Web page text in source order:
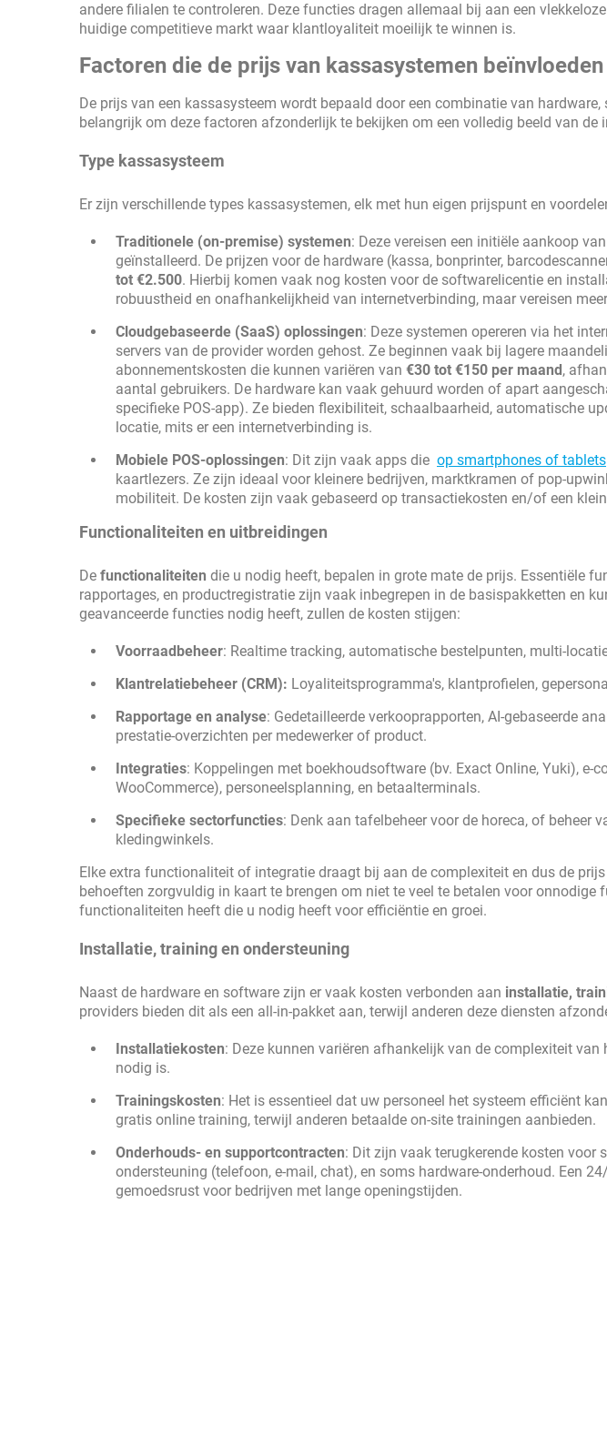
andere filialen te controleren. Deze functies dragen allemaal bij aan een
huidige competitieve markt waar klantloyaliteit moeilijk te winnen is.
Factoren die de prijs van kassasystemen beïnvloeden
De prijs van een kassasysteem wordt bepaald door een combinatie van
belangrijk om deze factoren afzonderlijk te bekijken om een volledig beeld van de
Type kassasysteem
Er zijn verschillende types kassasystemen, elk met hun eigen prijspunt en
Traditionele (on-premise) systemen: Deze vereisen een initiële aankoop
geïnstalleerd. De prijzen voor de hardware (kassa, bonprinter,
tot €2.500. Hierbij komen vaak nog kosten voor de softwarelicentie en
robuustheid en onafhankelijkheid van internetverbinding, maar vereisen
Cloudgebaseerde (SaaS) oplossingen: Deze systemen opereren via het
servers van de provider worden gehost. Ze beginnen vaak bij lagere
abonnementskosten die kunnen variëren van €30 tot €150 per maand,
aantal gebruikers. De hardware kan vaak gehuurd worden of apart
specifieke POS-app). Ze bieden flexibiliteit, schaalbaarheid, automatische
locatie, mits er een internetverbinding is.
Mobiele POS-oplossingen: Dit zijn vaak apps die op smartphones of tablets
kaartlezers. Ze zijn ideaal voor kleinere bedrijven, marktkramen of pop-
mobiliteit. De kosten zijn vaak gebaseerd op transactiekosten en/of een
Functionaliteiten en uitbreidingen
De functionaliteiten die u nodig heeft, bepalen in grote mate de prijs. Essentiële
rapportages, en productregistratie zijn vaak inbegrepen in de basispakketten en
geavanceerde functies nodig heeft, zullen de kosten stijgen:
Voorraadbeheer: Realtime tracking, automatische bestelpunten, multi-
Klantrelatiebeheer (CRM): Loyaliteitsprogramma's, klantprofielen,
Rapportage en analyse: Gedetailleerde verkooprapporten, AI-gebaseerde
prestatie-overzichten per medewerker of product.
Integraties: Koppelingen met boekhoudsoftware (bv. Exact Online, Yuki), e-
WooCommerce), personeelsplanning, en betaalterminals.
Specifieke sectorfuncties: Denk aan tafelbeheer voor de horeca, of beheer
kledingwinkels.
Elke extra functionaliteit of integratie draagt bij aan de complexiteit en dus de
behoeften zorgvuldig in kaart te brengen om niet te veel te betalen voor onnodige
functionaliteiten heeft die u nodig heeft voor efficiëntie en groei.
Installatie, training en ondersteuning
Naast de hardware en software zijn er vaak kosten verbonden aan installatie,
providers bieden dit als een all-in-pakket aan, terwijl anderen deze diensten
Installatiekosten: Deze kunnen variëren afhankelijk van de complexiteit
nodig is.
Trainingskosten: Het is essentieel dat uw personeel het systeem efficiënt
gratis online training, terwijl anderen betaalde on-site trainingen aanbieden.
Onderhouds- en supportcontracten: Dit zijn vaak terugkerende kosten voor
ondersteuning (telefoon, e-mail, chat), en soms hardware-onderhoud. Een
gemoedsrust voor bedrijven met lange openingstijden.